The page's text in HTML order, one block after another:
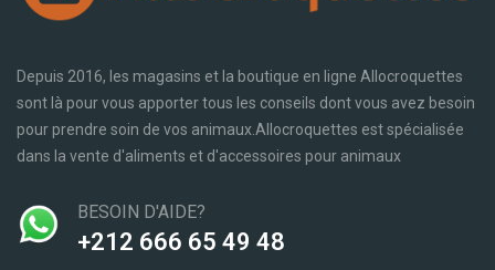
Depuis 2016, les magasins et la boutique en ligne Allocroquettes
sont là pour vous apporter tous les conseils dont vous avez besoin
pour prendre soin de vos animaux.Allocroquettes est spécialisée
dans la vente d'aliments et d'accessoires pour animaux
BESOIN D'AIDE?
‪+212 666 65 49 48‬